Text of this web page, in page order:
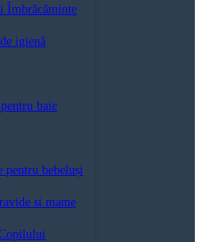
Îmbrăcăminte
igienă
baie
pentru bebeluși
si mame